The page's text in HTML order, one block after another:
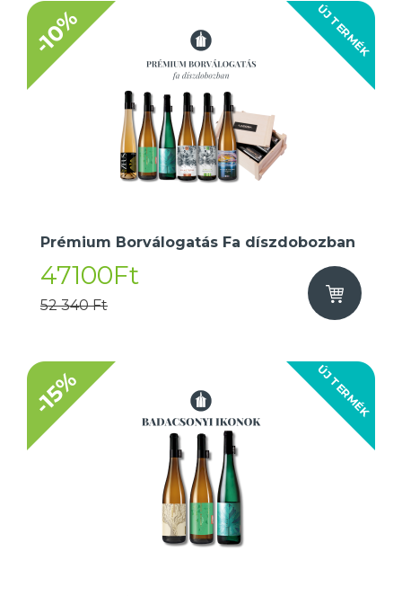
ÚJ TERMÉK
-10%
Prémium Borválogatás Fa díszdobozban
47100Ft
52 340 Ft
ÚJ TERMÉK
-15%